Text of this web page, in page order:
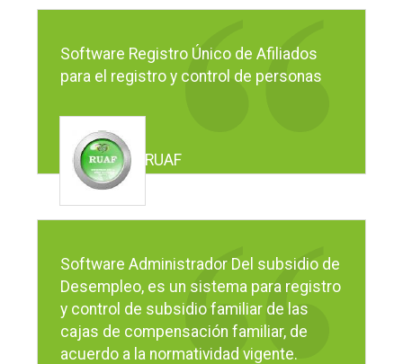
Software Registro Único de Afiliados
para el registro y control de personas
RUAF
Software Administrador Del subsidio de
Desempleo, es un sistema para registro
y control de subsidio familiar de las
cajas de compensación familiar, de
acuerdo a la normatividad vigente.